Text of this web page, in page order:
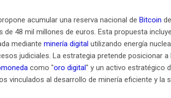
acumular una reserva nacional de Bitcoin
48 mil millones de euros. Esta propuesta
mediante minería digital utilizando energía
judiciales. La estrategia pretende posicionar
como "oro digital" y un activo estratégico
vinculados al desarrollo de minería eficiente y la